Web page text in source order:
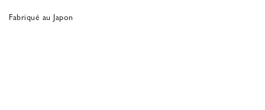
Fabriqué au Japon